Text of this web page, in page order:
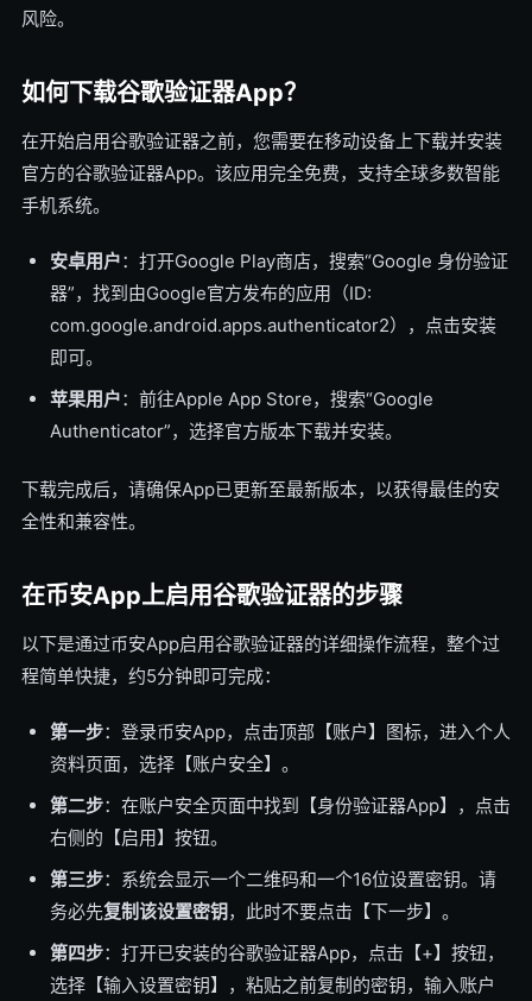
风险。
如何下载谷歌验证器App？
在开始启用谷歌验证器之前，您需要在移动设备上下载并安装
官方的谷歌验证器App。该应用完全免费，支持全球多数智能
手机系统。
安卓用户：打开Google Play商店，搜索“Google 身份验证
器”，找到由Google官方发布的应用（ID:
com.google.android.apps.authenticator2），点击安装
即可。
苹果用户：前往Apple App Store，搜索“Google
Authenticator”，选择官方版本下载并安装。
下载完成后，请确保App已更新至最新版本，以获得最佳的安
全性和兼容性。
在币安App上启用谷歌验证器的步骤
以下是通过币安App启用谷歌验证器的详细操作流程，整个过
程简单快捷，约5分钟即可完成：
第一步：登录币安App，点击顶部【账户】图标，进入个人
资料页面，选择【账户安全】。
第二步：在账户安全页面中找到【身份验证器App】，点击
右侧的【启用】按钮。
第三步：系统会显示一个二维码和一个16位设置密钥。请
务必先复制该设置密钥，此时不要点击【下一步】。
第四步：打开已安装的谷歌验证器App，点击【+】按钮，
选择【输入设置密钥】，粘贴之前复制的密钥，输入账户